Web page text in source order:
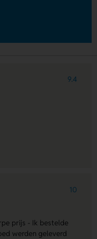
9.4
10
prijs - Ik bestelde
werden geleverd